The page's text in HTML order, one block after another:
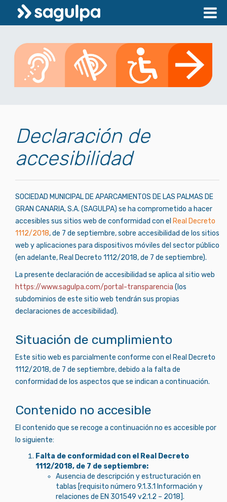
Declaración de
accesibilidad
SOCIEDAD MUNICIPAL DE APARCAMIENTOS DE LAS PALMAS DE
GRAN CANARIA, S.A. (SAGULPA) se ha comprometido a hacer
accesibles sus sitios web de conformidad con el Real Decreto
1112/2018, de 7 de septiembre, sobre accesibilidad de los sitios
web y aplicaciones para dispositivos móviles del sector público
(en adelante, Real Decreto 1112/2018, de 7 de septiembre).
La presente declaración de accesibilidad se aplica al sitio web
https://www.sagulpa.com/portal-transparencia (los
subdominios de este sitio web tendrán sus propias
declaraciones de accesibilidad).
Situación de cumplimiento
Este sitio web es parcialmente conforme con el Real Decreto
1112/2018, de 7 de septiembre, debido a la falta de
conformidad de los aspectos que se indican a continuación.
Contenido no accesible
El contenido que se recoge a continuación no es accesible por
lo siguiente:
Falta de conformidad con el Real Decreto
1112/2018, de 7 de septiembre:
Ausencia de descripción y estructuración en
tablas [requisito número 9.1.3.1 Información y
relaciones de EN 301549 v2.1.2 – 2018].